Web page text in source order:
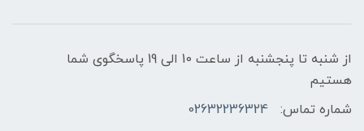
از شنبه تا پنجشنبه از ساعت 10 الی 19 پاسخگوی شما
هستیم
شماره تماس:
02632236324